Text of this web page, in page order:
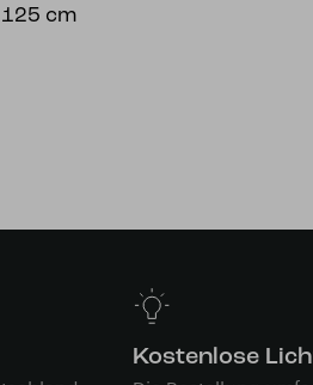
cm
Kostenlose